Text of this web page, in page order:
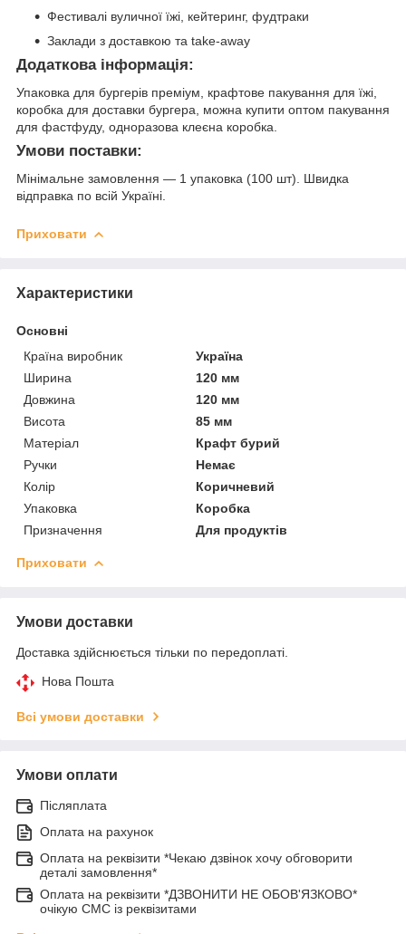
Фестивалі вуличної їжі, кейтеринг, фудтраки
Заклади з доставкою та take-away
Додаткова інформація:
Упаковка для бургерів преміум, крафтове пакування для їжі,
коробка для доставки бургера, можна купити оптом пакування
для фастфуду, одноразова клеєна коробка.
Умови поставки:
Мінімальне замовлення — 1 упаковка (100 шт). Швидка
відправка по всій Україні.
Приховати
Характеристики
Основні
Країна виробник
Україна
Ширина
120 мм
Довжина
120 мм
Висота
85 мм
Матеріал
Крафт бурий
Ручки
Немає
Колір
Коричневий
Упаковка
Коробка
Призначення
Для продуктів
Приховати
Умови доставки
Доставка здійснюється тільки по передоплаті.
Нова Пошта
Всі умови доставки
Умови оплати
Післяплата
Оплата на рахунок
Оплата на реквізити *Чекаю дзвінок хочу обговорити
деталі замовлення*
Оплата на реквізити *ДЗВОНИТИ НЕ ОБОВ'ЯЗКОВО*
очікую СМС із реквізитами